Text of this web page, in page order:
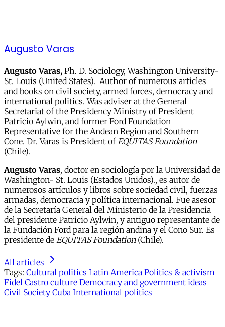
Augusto Varas
Augusto Varas, Ph. D. Sociology, Washington University-
St. Louis (United States). Author of numerous articles
and books on civil society, armed forces, democracy and
international politics. Was adviser at the General
Secretariat of the Presidency Ministry of President
Patricio Aylwin, and former Ford Foundation
Representative for the Andean Region and Southern
Cone. Dr. Varas is President of EQUITAS Foundation
(Chile).
Augusto Varas, doctor en sociología por la Universidad de
Washington- St. Louis (Estados Unidos)., es autor de
numerosos artículos y libros sobre sociedad civil, fuerzas
armadas, democracia y política internacional. Fue asesor
de la Secretaría General del Ministerio de la Presidencia
del presidente Patricio Aylwin, y antiguo representante de
la Fundación Ford para la región andina y el Cono Sur. Es
presidente de EQUITAS Foundation(Chile).
All articles
Tags: Cultural politics Latin America Politics & activism
Fidel Castro culture Democracy and government ideas
Civil Society Cuba International politics